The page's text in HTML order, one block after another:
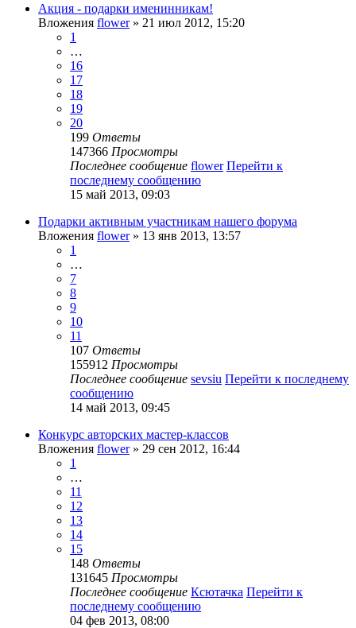
Акция - подарки именинникам!
Вложения flower» 21 июл 2012, 15:20
1
…
16
17
18
19
20
199 Ответы
147366 Просмотры
Последнее сообщение flower Перейти к
последнему сообщению
15 май 2013, 09:03
Подарки активным участникам нашего форума
Вложения flower» 13 янв 2013, 13:57
1
…
7
8
9
10
11
107 Ответы
155912 Просмотры
Последнее сообщение sevsiu Перейти к последнему
сообщению
14 май 2013, 09:45
Конкурс авторских мастер-классов
Вложения flower» 29 сен 2012, 16:44
1
…
11
12
13
14
15
148 Ответы
131645 Просмотры
Последнее сообщение Ксютачка Перейти к
последнему сообщению
04 фев 2013, 08:00